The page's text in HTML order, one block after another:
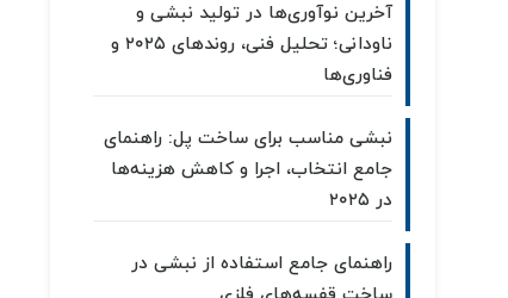
آخرین نوآوری‌ها در تولید نبشی و
ناودانی؛ تحلیل فنی، روندهای ۲۰۲۵ و
فناوری‌ها
نبشی مناسب برای ساخت پل: راهنمای
جامع انتخاب، اجرا و کاهش هزینه‌ها
در ۲۰۲۵
راهنمای جامع استفاده از نبشی در